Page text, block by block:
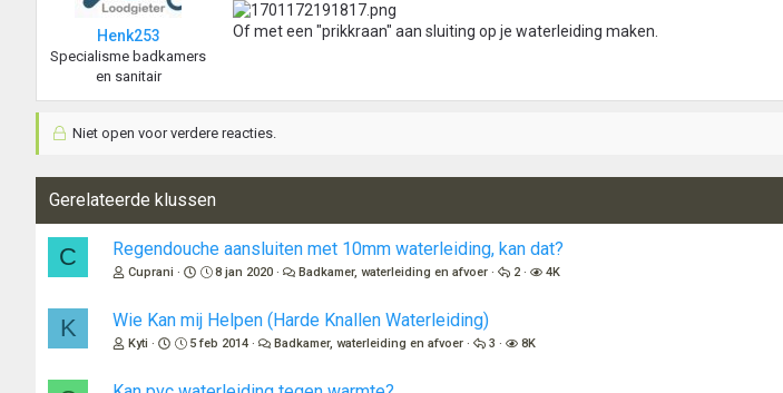
Henk253
Specialisme badkamers
en sanitair
Of met een "prikkraan" aan sluiting op je waterleiding maken.
Niet open voor verdere reacties.
Gerelateerde klussen
C Regendouche aansluiten met 10mm waterleiding, kan dat?
Cuprani 8 jan 2020 Badkamer, waterleiding en afvoer 2 4K
K Wie Kan mij Helpen (Harde Knallen Waterleiding)
Kyti 5 feb 2014 Badkamer, waterleiding en afvoer 3 8K